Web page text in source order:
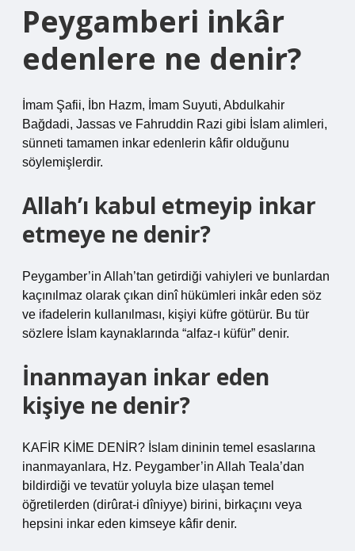
Peygamberi inkâr
edenlere ne denir?
İmam Şafii, İbn Hazm, İmam Suyuti, Abdulkahir
Bağdadi, Jassas ve Fahruddin Razi gibi İslam alimleri,
sünneti tamamen inkar edenlerin kâfir olduğunu
söylemişlerdir.
Allah’ı kabul etmeyip inkar
etmeye ne denir?
Peygamber’in Allah’tan getirdiği vahiyleri ve bunlardan
kaçınılmaz olarak çıkan dinî hükümleri inkâr eden söz
ve ifadelerin kullanılması, kişiyi küfre götürür. Bu tür
sözlere İslam kaynaklarında “alfaz-ı küfür” denir.
İnanmayan inkar eden
kişiye ne denir?
KAFİR KİME DENİR? İslam dininin temel esaslarına
inanmayanlara, Hz. Peygamber’in Allah Teala’dan
bildirdiği ve tevatür yoluyla bize ulaşan temel
öğretilerden (dirûrat-i dîniyye) birini, birkaçını veya
hepsini inkar eden kimseye kâfir denir.